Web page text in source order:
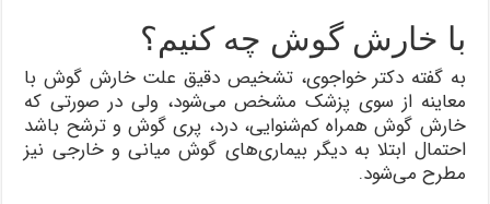
با خارش گوش چه کنیم؟
به گفته دکتر خواجوی، تشخیص دقیق علت خارش گوش با
معاینه از سوی پزشک مشخص می‌شود، ولی در صورتی که
خارش گوش همراه کم‌شنوایی‌، درد، پری گوش و ترشح باشد
احتمال ابتلا به دیگر بیماری‌های گوش میانی و خارجی نیز
مطرح می‌شود.